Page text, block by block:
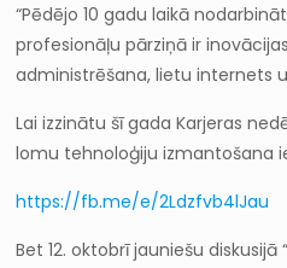
“Pēdējo 10 gadu laikā
profesionāļu pārziņā ir
administrēšana, lietu internets
Lai izzinātu šī gada Karjeras
lomu tehnoloģiju izmantošana
https://fb.me/e/2Ldzfvb4lJau
Bet 12. oktobrī jauniešu